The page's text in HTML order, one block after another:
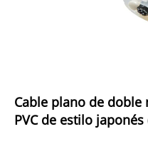
Cable plano de
PVC de estilo japonés